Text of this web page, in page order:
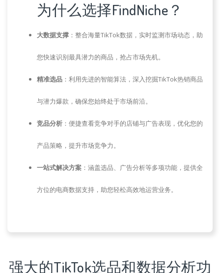
为什么选择FindNiche？
大数据支撑 ：整合海量TikTok数据，实时监测市场动态，助
您快速识别最具潜力的商品，抢占市场先机。
精准选品 ：利用先进的智能算法，深入挖掘TikTok热销商品
与潜力爆款，确保您始终处于市场前沿。
竞品分析 ：便捷查看竞争对手的店铺与广告表现，优化您的
产品策略，提升市场竞争力。
一站式解决方案 ：涵盖选品、广告分析等多项功能，提供全
方位的电商数据支持，助您轻松高效地运营业务。
强大的TikTok选品和数据分析功